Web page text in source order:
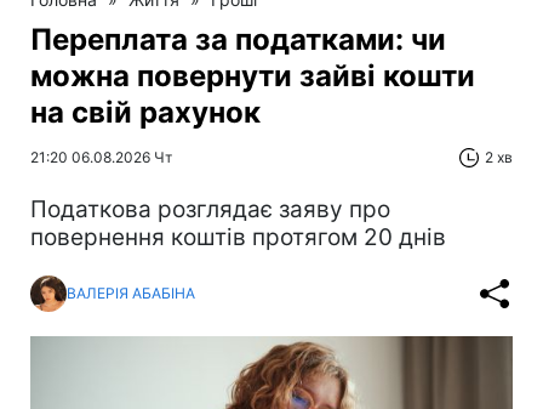
Переплата за податками: чи
можна повернути зайві кошти
на свій рахунок
21:20 06.08.2026 Чт 2 хв
Податкова розглядає заяву про
повернення коштів протягом 20 днів
ВАЛЕРІЯ АБАБІНА